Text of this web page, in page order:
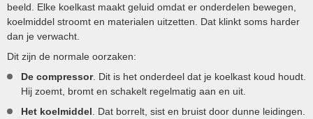
beeld. Elke koelkast maakt geluid omdat er onderdelen bewegen,
koelmiddel stroomt en materialen uitzetten. Dat klinkt soms harder
dan je verwacht.
Dit zijn de normale oorzaken:
De compressor. Dit is het onderdeel dat je koelkast koud houdt.
Hij zoemt, bromt en schakelt regelmatig aan en uit.
Het koelmiddel . Dat borrelt, sist en bruist door dunne leidingen.